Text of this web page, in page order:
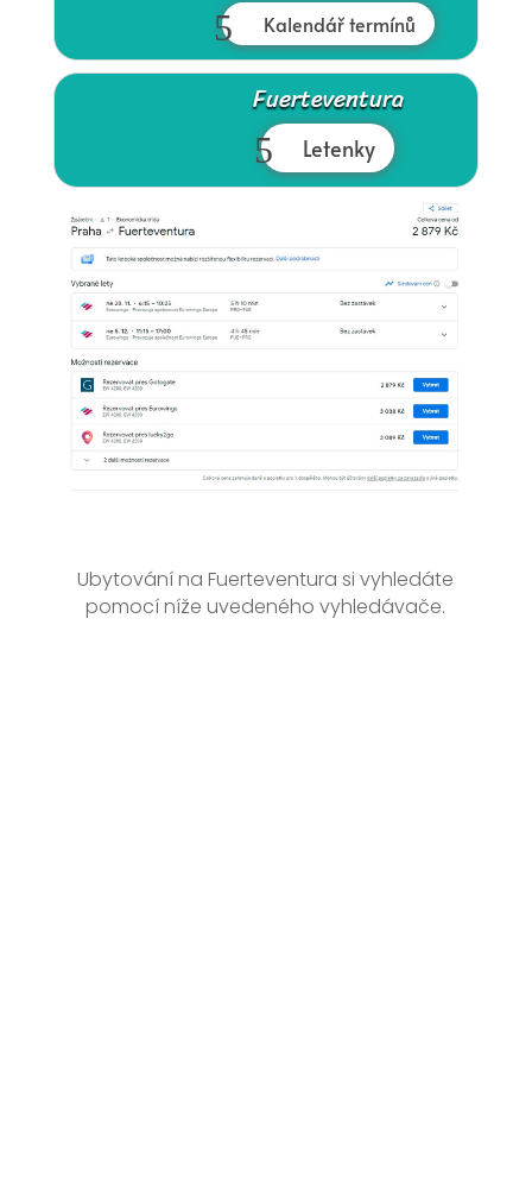
Kalendář termínů
Fuerteventura
Letenky
Ubytování na Fuerteventura si vyhledáte
pomocí níže uvedeného vyhledávače.